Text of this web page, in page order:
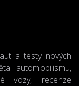
a testy nových
automobilismu,
vozy, recenze